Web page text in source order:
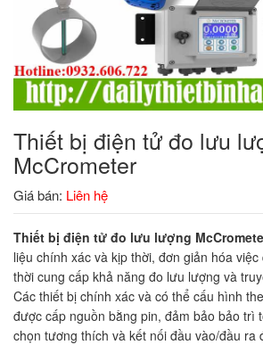
Thiết bị điện tử đo lưu
McCrometer
Giá bán: Liên hệ
Thiết bị điện tử đo lưu lượng
liệu chính xác và kịp thời, đơn giản hóa
thời cung cấp khả năng đo lưu lượng và
Các thiết bị chính xác và có thể cấu hình
được cấp nguồn bằng pin, đảm bảo bảo trì
chọn tương thích và kết nối đầu vào/đầu ra